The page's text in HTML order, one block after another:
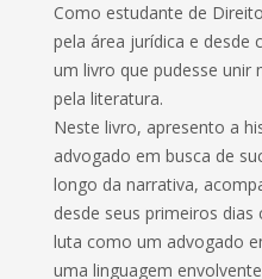
Como estudante de
pela área jurídica e desde
um livro que pudesse unir
pela literatura.
Neste livro, apresento a
advogado em busca de
longo da narrativa,
desde seus primeiros
luta como um advogado
uma linguagem